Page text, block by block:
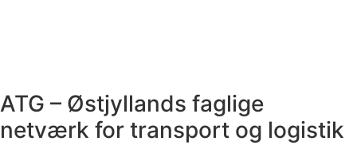
ATG – Østjyllands faglige
netværk for transport og logistik